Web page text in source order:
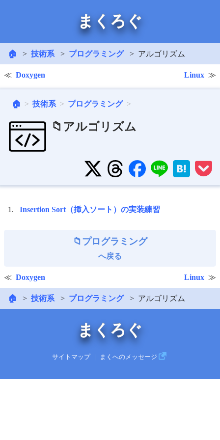
まくろぐ
🏠 技術系 プログラミング アルゴリズム
Doxygen Linux
🏠 技術系 プログラミング
📁アルゴリズム
Insertion Sort（挿入ソート）の実装練習
プログラミング
へ戻る
Doxygen Linux
🏠 技術系 プログラミング アルゴリズム
まくろぐ
サイトマップ まくへのメッセージ